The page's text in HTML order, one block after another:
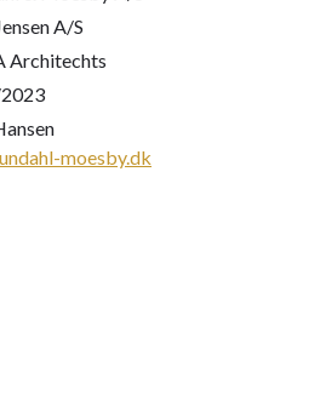
A/S
Architechts
moesby.dk